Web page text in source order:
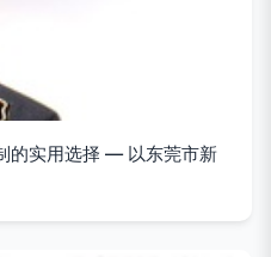
的实用选择 — 以东莞市新